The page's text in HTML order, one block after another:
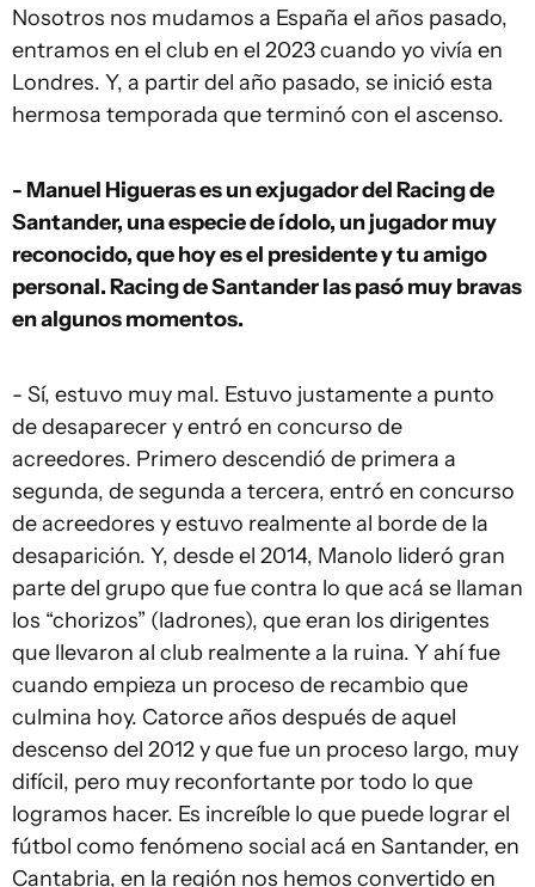
Nosotros nos mudamos a España el años pasado,
entramos en el club en el 2023 cuando yo vivía en
Londres. Y, a partir del año pasado, se inició esta
hermosa temporada que terminó con el ascenso.
- Manuel Higueras es un exjugador del Racing de
Santander, una especie de ídolo, un jugador muy
reconocido, que hoy es el presidente y tu amigo
personal. Racing de Santander las pasó muy bravas
en algunos momentos.
- Sí, estuvo muy mal. Estuvo justamente a punto
de desaparecer y entró en concurso de
acreedores. Primero descendió de primera a
segunda, de segunda a tercera, entró en concurso
de acreedores y estuvo realmente al borde de la
desaparición. Y, desde el 2014, Manolo lideró gran
parte del grupo que fue contra lo que acá se llaman
los “chorizos” (ladrones), que eran los dirigentes
que llevaron al club realmente a la ruina. Y ahí fue
cuando empieza un proceso de recambio que
culmina hoy. Catorce años después de aquel
descenso del 2012 y que fue un proceso largo, muy
difícil, pero muy reconfortante por todo lo que
logramos hacer. Es increíble lo que puede lograr el
fútbol como fenómeno social acá en Santander, en
Cantabria, en la región nos hemos convertido en